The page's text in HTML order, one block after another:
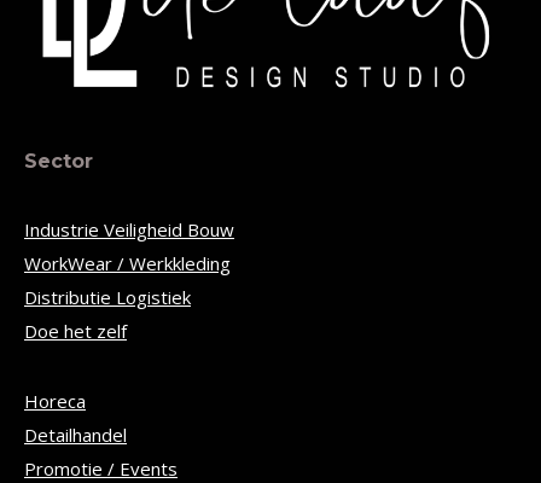
Sector
Industrie Veiligheid Bouw
WorkWear / Werkkleding
Distributie Logistiek
Doe het zelf
Horeca
Detailhandel
Promotie / Events